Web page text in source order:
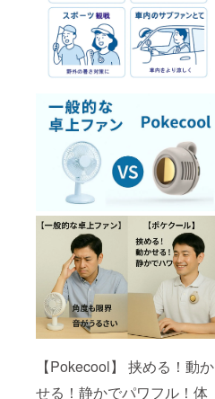
【Pokecool】 挟める！動か
せる！静かでパワフル！体